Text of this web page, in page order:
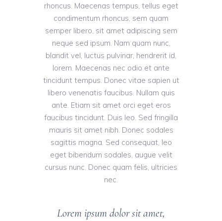
rhoncus. Maecenas tempus, tellus eget
condimentum rhoncus, sem quam
semper libero, sit amet adipiscing sem
neque sed ipsum. Nam quam nunc,
blandit vel, luctus pulvinar, hendrerit id,
lorem. Maecenas nec odio et ante
tincidunt tempus. Donec vitae sapien ut
libero venenatis faucibus. Nullam quis
ante. Etiam sit amet orci eget eros
faucibus tincidunt. Duis leo. Sed fringilla
mauris sit amet nibh. Donec sodales
sagittis magna. Sed consequat, leo
eget bibendum sodales, augue velit
cursus nunc. Donec quam felis, ultricies
nec.
Lorem ipsum dolor sit amet,